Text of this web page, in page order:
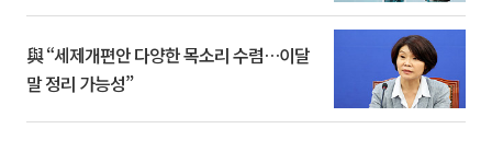
與 “세제개편안 다양한 목소리 수렴…이달
말 정리 가능성”